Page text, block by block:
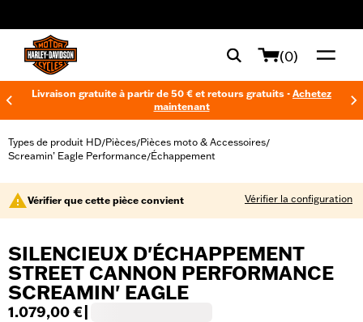
(0)
Livraison gratuite à partir de 50 € et retours gratuits - Achetez
maintenant
Types de produit HD/Pièces/Pièces moto & Accessoires/
Screamin’ Eagle Performance/Échappement
Vérifier que cette pièce convient Vérifier la configuration
SILENCIEUX D'ÉCHAPPEMENT
STREET CANNON PERFORMANCE
SCREAMIN' EAGLE
1.079,00 €